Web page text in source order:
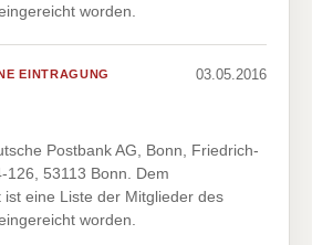
worden.
EINTRAGUNG 03.05.2016
Postbank AG, Bonn, Friedrich-
126, 53113 Bonn. Dem
ist eine Liste der Mitglieder des
worden.